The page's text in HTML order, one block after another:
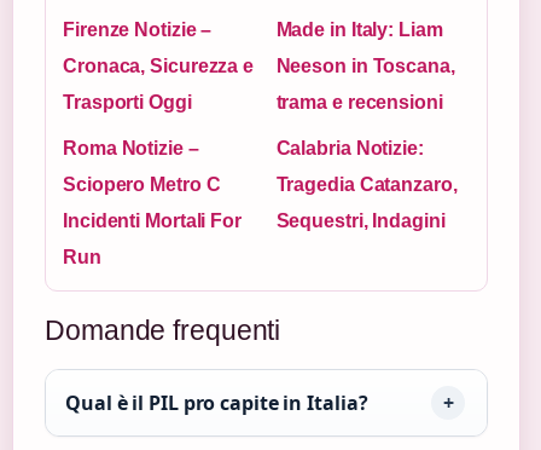
Firenze Notizie –
Cronaca, Sicurezza e
Trasporti Oggi
Made in Italy: Liam
Neeson in Toscana,
trama e recensioni
Roma Notizie –
Sciopero Metro C
Incidenti Mortali For
Run
Calabria Notizie:
Tragedia Catanzaro,
Sequestri, Indagini
Domande frequenti
Qual è il PIL pro capite in Italia?